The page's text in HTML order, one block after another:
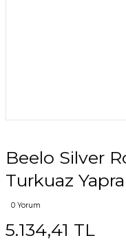
Beelo Silver
Turkuaz
0 Yorum
5.134,41 TL